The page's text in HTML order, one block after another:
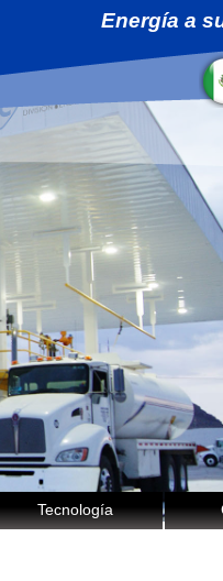
Tecnología
Energía a